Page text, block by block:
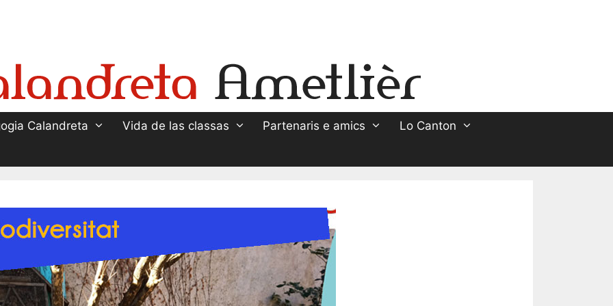
Calandreta Vida de las classas Partenaris e amics
Lo Canton